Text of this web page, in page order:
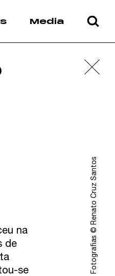
Media
na
de
se
Fotografias © Renato Cruz Santos